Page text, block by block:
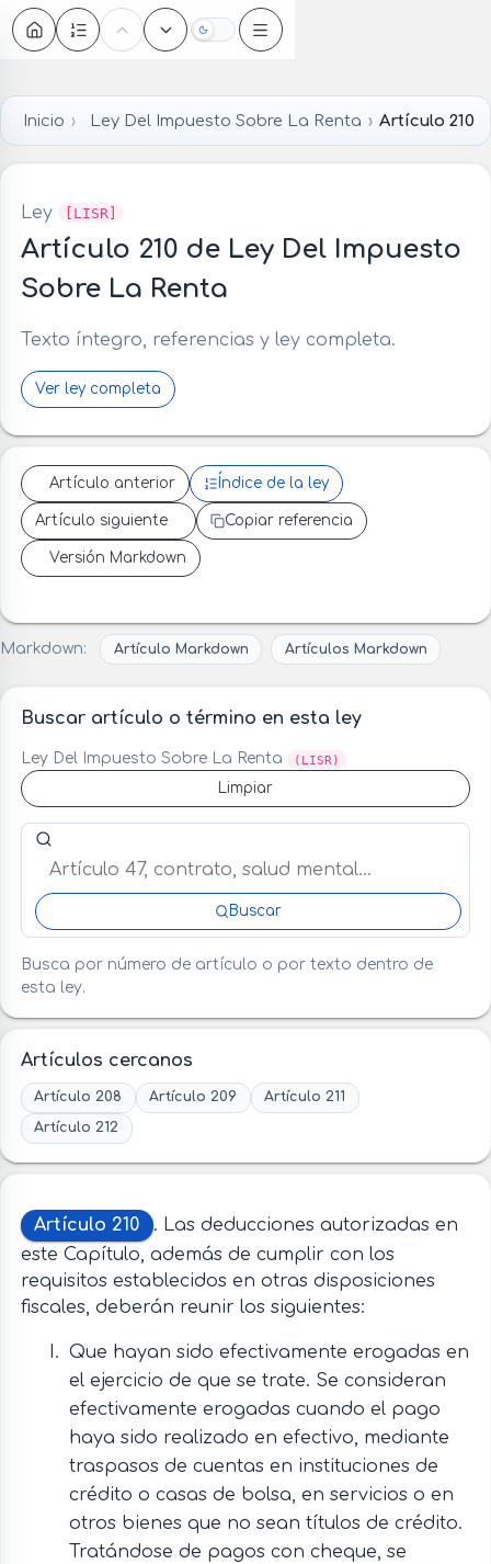
Oscuro
Inicio Ley Del Impuesto Sobre La Renta Artículo 210
Ley [LISR]
Artículo 210 de Ley Del Impuesto
Sobre La Renta
Texto íntegro, referencias y ley completa.
Ver ley completa
Artículo anterior Índice de la ley
Artículo siguiente Copiar referencia
Versión Markdown
Markdown: Artículo Markdown Artículos Markdown
Buscar artículo o término en esta ley
Ley Del Impuesto Sobre La Renta (LISR)
Limpiar
Buscar artículo o término en esta ley
Buscar
Busca por número de artículo o por texto dentro de
esta ley.
Artículos cercanos
Artículo 208 Artículo 209
Artículo 211
Artículo 212
Artículo 210
. Las deducciones autorizadas en
este Capítulo, además de cumplir con los
requisitos establecidos en otras disposiciones
fiscales, deberán reunir los siguientes:
Que hayan sido efectivamente erogadas en
el ejercicio de que se trate. Se consideran
efectivamente erogadas cuando el pago
haya sido realizado en efectivo, mediante
traspasos de cuentas en instituciones de
crédito o casas de bolsa, en servicios o en
otros bienes que no sean títulos de crédito.
Tratándose de pagos con cheque, se